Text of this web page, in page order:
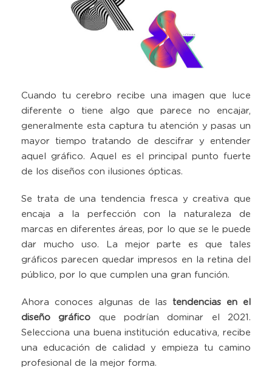
Cuando tu cerebro recibe una imagen que luce
diferente o tiene algo que parece no encajar,
generalmente esta captura tu atención y pasas un
mayor tiempo tratando de descifrar y entender
aquel gráfico. Aquel es el principal punto fuerte
de los diseños con ilusiones ópticas.
Se trata de una tendencia fresca y creativa que
encaja a la perfección con la naturaleza de
marcas en diferentes áreas, por lo que se le puede
dar mucho uso. La mejor parte es que tales
gráficos parecen quedar impresos en la retina del
público, por lo que cumplen una gran función.
Ahora conoces algunas de lastendencias en el
diseño gráfico que podrían dominar el 2021.
Selecciona una buena institución educativa, recibe
una educación de calidad y empieza tu camino
profesional de la mejor forma.